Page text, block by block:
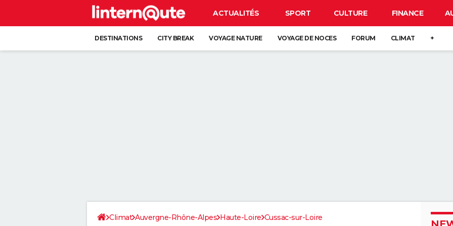
ACTUALITÉS SPORT CULTURE FINANCE
DESTINATIONS CITY BREAK VOYAGE NATURE VOYAGE DE NOCES FORUM CLIMAT +
Climat Auvergne-Rhône-Alpes Haute-Loire Cussac-sur-Loire